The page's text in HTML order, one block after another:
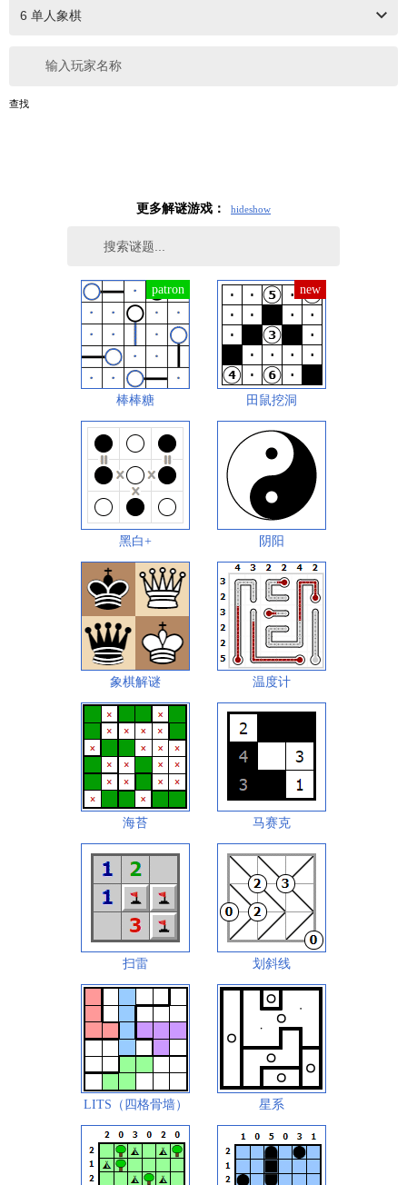
输入玩家名称
查找
更多解谜游戏： hideshow
棒棒糖 田鼠挖洞
黑白+ 阴阳
象棋解谜 温度计
海苔 马赛克
扫雷 划斜线
LITS（四格骨墙） 星系